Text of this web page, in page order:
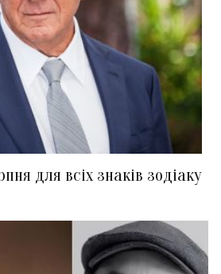
для всіх знаків зодіаку